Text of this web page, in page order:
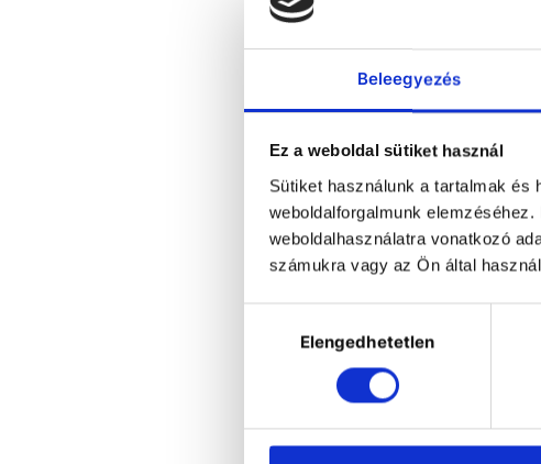
Beleegyezés
Ez a weboldal sütiket használ
Sütiket használunk a tartalmak
weboldalforgalmunk
weboldalhasználatra vonatkozó
számukra vagy az Ön által
kiválasztásaElengedhetetlen
3012
The
the
order